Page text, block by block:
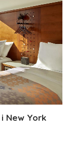
New York